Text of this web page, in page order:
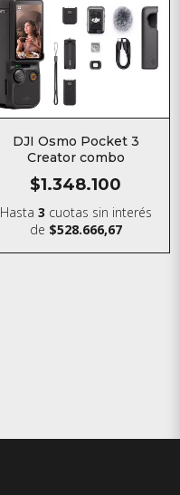
DJI Osmo Pocket 3
Creator combo
$1.348.100
Hasta 3 cuotas sin interés
de $528.666,67